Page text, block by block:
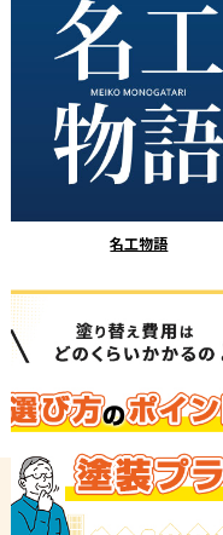
名工物語